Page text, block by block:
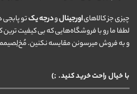
چیزی جز کالاهایاورجینالودرجه یکتو پابجی
لطفا ما رو با فروشگاه‌هایی که بی کیفیت ترین
و به فروش میرسونن مقایسه نکنین.
با خیال راحت خرید کنید. ;)